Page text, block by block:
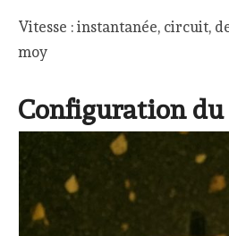
Vitesse : instantanée, circuit,
moy
Configuration du